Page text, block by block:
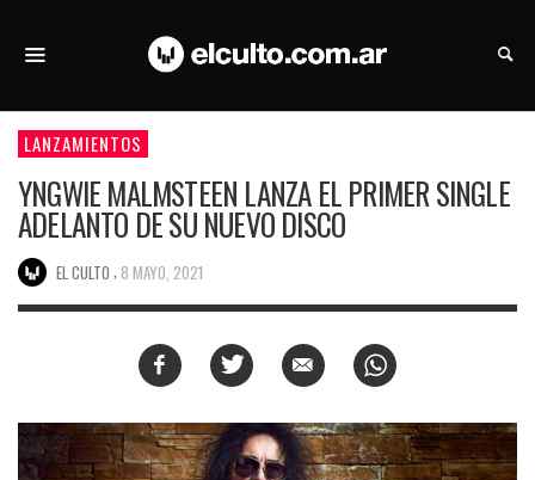
LANZAMIENTOS
YNGWIE MALMSTEEN LANZA EL PRIMER SINGLE
ADELANTO DE SU NUEVO DISCO
EL CULTO 8 MAYO, 2021